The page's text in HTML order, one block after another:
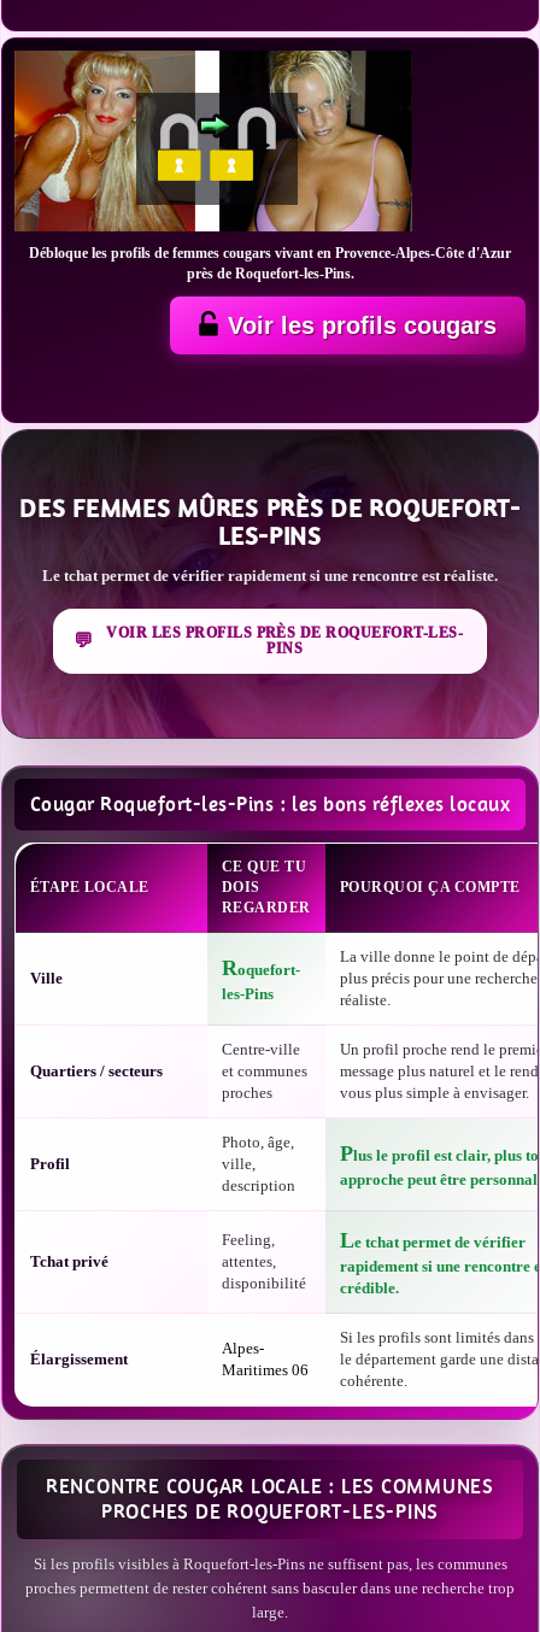
Débloque les profils de femmes cougars vivant en Provence-Alpes-Côte d'Azur
près de Roquefort-les-Pins.
Voir les profils cougars
DES FEMMES MÛRES PRÈS DE ROQUEFORT-
LES-PINS
Le tchat permet de vérifier rapidement si une rencontre est réaliste.
VOIR LES PROFILS PRÈS DE ROQUEFORT-LES-
PINS
Cougar Roquefort-les-Pins : les bons réflexes locaux
ÉTAPE LOCALE
CE QUE TU
DOIS
REGARDER
POURQUOI ÇA COMPTE
Ville Roquefort-
les-Pins
La ville donne le point de
plus précis pour une
réaliste.
Quartiers / secteurs
Centre-ville
et communes
proches
Un profil proche rend le
message plus naturel et le
vous plus simple à envisager.
Profil
Photo, âge,
ville,
description
Plus le profil est clair, plus
approche peut être
Tchat privé
Feeling,
attentes,
disponibilité
Le tchat permet de vérifier
rapidement si une rencontre
crédible.
Élargissement
Alpes-
Maritimes 06
Si les profils sont limités dans
le département garde une
cohérente.
RENCONTRE COUGAR LOCALE : LES COMMUNES
PROCHES DE ROQUEFORT-LES-PINS
Si les profils visibles à Roquefort-les-Pins ne suffisent pas, les communes
proches permettent de rester cohérent sans basculer dans une recherche trop
large.